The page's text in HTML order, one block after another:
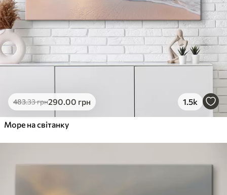
483.33грн290.00 грн 1.5k
Море на світанку